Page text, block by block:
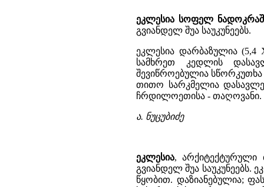
ეკლესია სოფელ
გვიანდელ შუა საუკუნეებს.
ეკლესია დარბაზულია
სამხრეთ კედლის
შევიწროებულია
თითო სარკმელია
ჩრდილოეთისა - თაღოვანი.
ა. ნუცუბიძე
ეკლესია, არქიტექტურული
გვიანდელ შუა საუკუნეებს.
წყობით. დაზიანებულია;